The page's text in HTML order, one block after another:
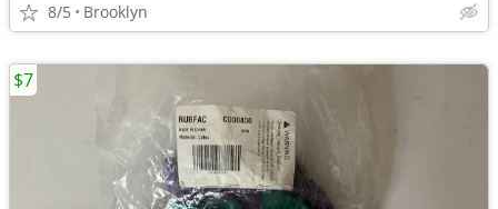
8/5 Brooklyn
$7